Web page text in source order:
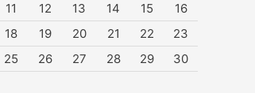
11 12 13 14 15
16
18 19 20 21 22
23
25 26 27 28 29
30